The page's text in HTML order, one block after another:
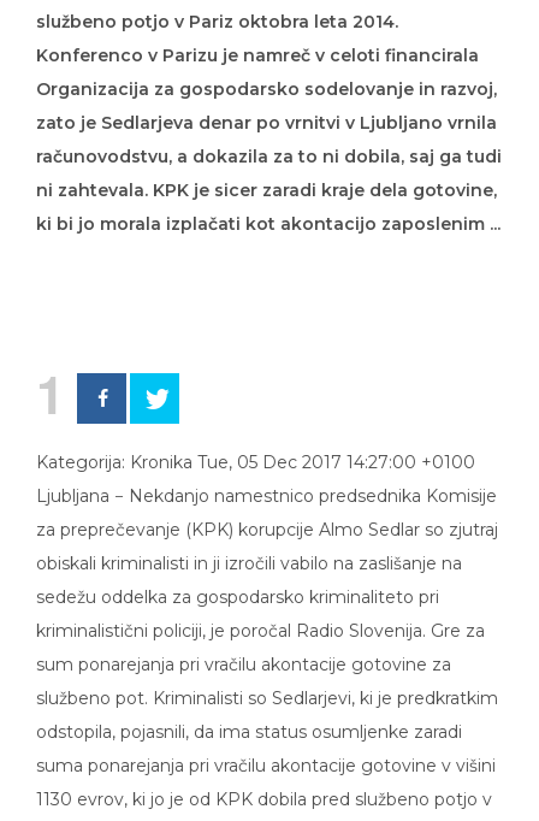
službeno potjo v Pariz oktobra leta 2014.
Konferenco v Parizu je namreč v celoti financirala
Organizacija za gospodarsko sodelovanje in razvoj,
zato je Sedlarjeva denar po vrnitvi v Ljubljano vrnila
računovodstvu, a dokazila za to ni dobila, saj ga tudi
ni zahtevala. KPK je sicer zaradi kraje dela gotovine,
ki bi jo morala izplačati kot akontacijo zaposlenim ...
1
Kategorija: Kronika Tue, 05 Dec 2017 14:27:00 +0100
Ljubljana − Nekdanjo namestnico predsednika Komisije
za preprečevanje (KPK) korupcije Almo Sedlar so zjutraj
obiskali kriminalisti in ji izročili vabilo na zaslišanje na
sedežu oddelka za gospodarsko kriminaliteto pri
kriminalistični policiji, je poročal Radio Slovenija. Gre za
sum ponarejanja pri vračilu akontacije gotovine za
službeno pot. Kriminalisti so Sedlarjevi, ki je predkratkim
odstopila, pojasnili, da ima status osumljenke zaradi
suma ponarejanja pri vračilu akontacije gotovine v višini
1130 evrov, ki jo je od KPK dobila pred službeno potjo v